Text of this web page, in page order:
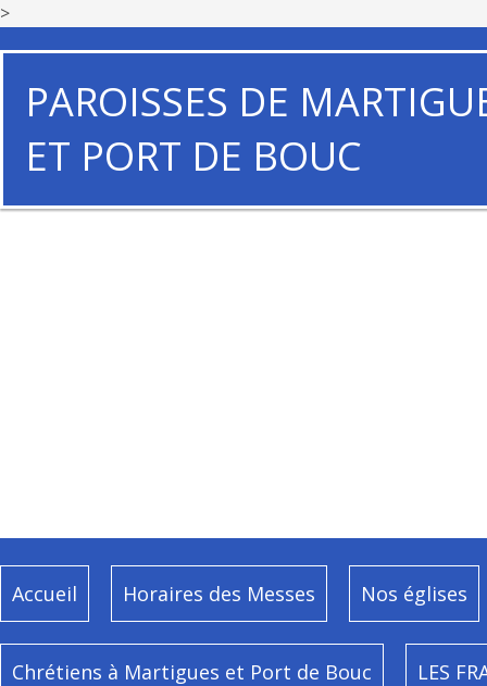
>
PAROISSES DE
ET PORT DE BOUC
Accueil Horaires des Messes Nos églises
Chrétiens à Martigues et Port de Bouc LES